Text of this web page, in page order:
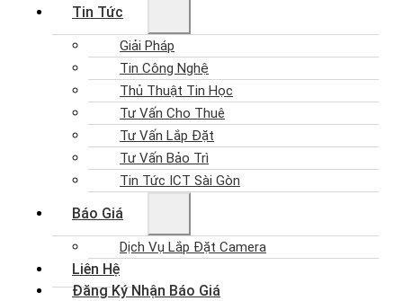
Tin Tức
Giải Pháp
Tin Công Nghệ
Thủ Thuật Tin Học
Tư Vấn Cho Thuê
Tư Vấn Lắp Đặt
Tư Vấn Bảo Trì
Tin Tức ICT Sài Gòn
Báo Giá
Dịch Vụ Lắp Đặt Camera
Liên Hệ
Đăng Ký Nhận Báo Giá